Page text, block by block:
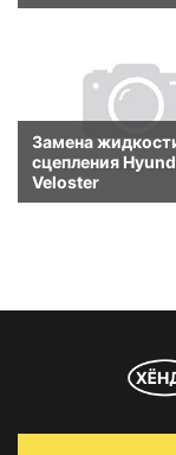
Замена
сцепления
Veloster